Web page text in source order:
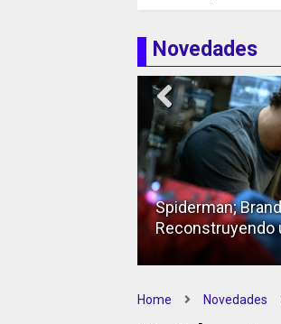
Novedades
Spiderman;
Reconstruyendo
Home Novedades